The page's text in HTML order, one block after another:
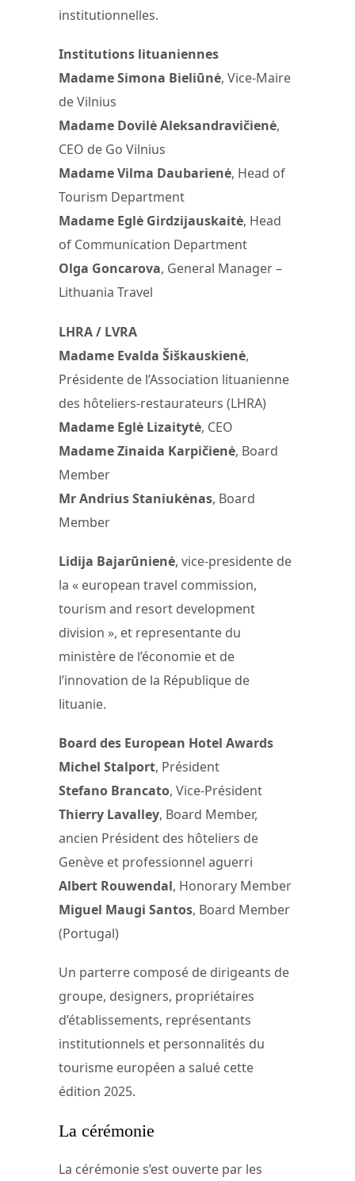
institutionnelles.
Institutions lituaniennes
Madame Simona Bieliūnė, Vice-Maire
de Vilnius
Madame Dovilė Aleksandravičienė,
CEO de Go Vilnius
Madame Vilma Daubarienė, Head of
Tourism Department
Madame Eglė Girdzijauskaitė, Head
of Communication Department
Olga Goncarova, General Manager –
Lithuania Travel
LHRA / LVRA
Madame Evalda Šiškauskienė,
Présidente de l’Association lituanienne
des hôteliers-restaurateurs (LHRA)
Madame Eglė Lizaitytė, CEO
Madame Zinaida Karpičienė, Board
Member
Mr Andrius Staniukėnas, Board
Member
Lidija Bajarūnienė, vice-presidente de
la « european travel commission,
tourism and resort development
division », et representante du
ministère de l’économie et de
l’innovation de la République de
lituanie.
Board des European Hotel Awards
Michel Stalport, Président
Stefano Brancato, Vice-Président
Thierry Lavalley, Board Member,
ancien Président des hôteliers de
Genève et professionnel aguerri
Albert Rouwendal, Honorary Member
Miguel Maugi Santos, Board Member
(Portugal)
Un parterre composé de dirigeants de
groupe, designers, propriétaires
d’établissements, représentants
institutionnels et personnalités du
tourisme européen a salué cette
édition 2025.
La cérémonie
La cérémonie s’est ouverte par les